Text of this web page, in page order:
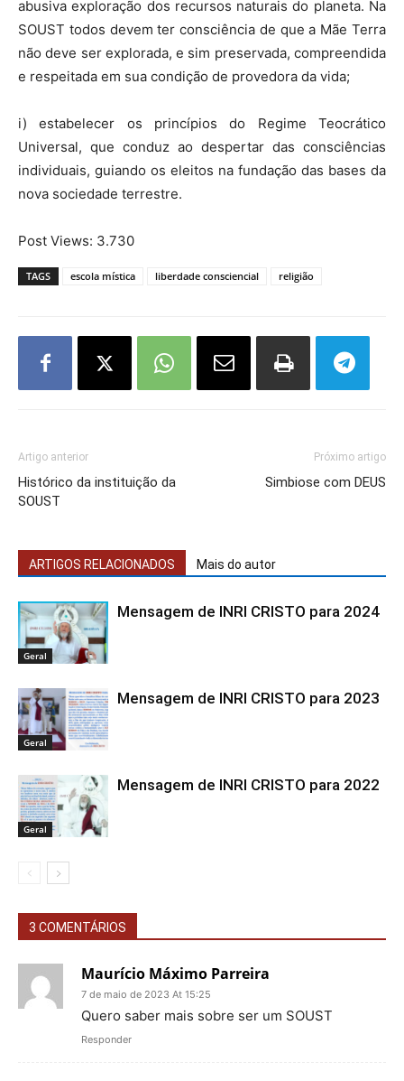
abusiva exploração dos recursos naturais do planeta. Na
SOUST todos devem ter consciência de que a Mãe Terra
não deve ser explorada, e sim preservada, compreendida
e respeitada em sua condição de provedora da vida;
i) estabelecer os princípios do Regime Teocrático
Universal, que conduz ao despertar das consciências
individuais, guiando os eleitos na fundação das bases da
nova sociedade terrestre.
Post Views: 3.730
TAGS escola mística liberdade consciencial religião
Artigo anterior
Histórico da instituição da
SOUST
Próximo artigo
Simbiose com DEUS
ARTIGOS RELACIONADOS Mais do autor
Geral
Mensagem de INRI CRISTO para 2024
Geral
Mensagem de INRI CRISTO para 2023
Geral
Mensagem de INRI CRISTO para 2022
3 COMENTÁRIOS
Maurício Máximo Parreira
7 de maio de 2023 At 15:25
Quero saber mais sobre ser um SOUST
Responder